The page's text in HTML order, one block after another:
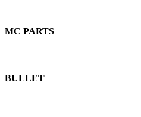
MC PARTS
BULLET